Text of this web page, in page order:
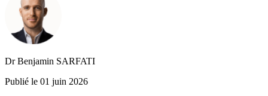
Dr Benjamin SARFATI
Publié le 01 juin 2026